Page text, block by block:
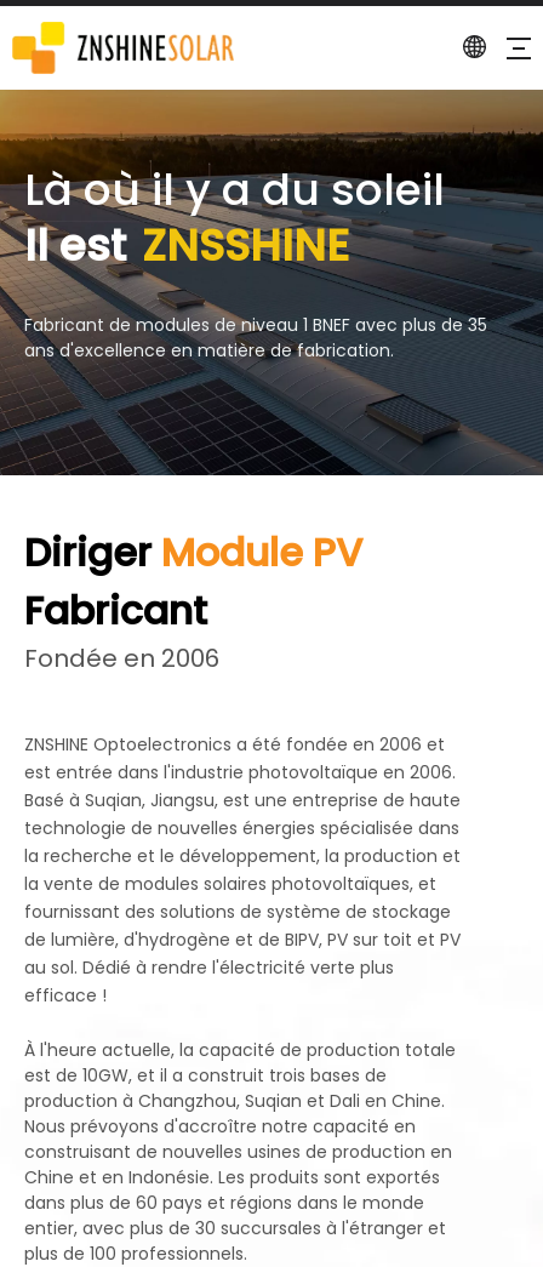
Là où il y a du soleil
Il est ZNSSHINE
Fabricant de modules de niveau 1 BNEF avec plus de 35
ans d'excellence en matière de fabrication.
Diriger Module PV
Fabricant
Fondée en 2006
ZNSHINE Optoelectronics a été fondée en 2006 et
est entrée dans l'industrie photovoltaïque en 2006.
Basé à Suqian, Jiangsu, est une entreprise de haute
technologie de nouvelles énergies spécialisée dans
la recherche et le développement, la production et
la vente de modules solaires photovoltaïques, et
fournissant des solutions de système de stockage
de lumière, d'hydrogène et de BIPV, PV sur toit et PV
au sol. Dédié à rendre l'électricité verte plus
efficace !
À l'heure actuelle, la capacité de production totale
est de 10GW, et il a construit trois bases de
production à Changzhou, Suqian et Dali en Chine.
Nous prévoyons d'accroître notre capacité en
construisant de nouvelles usines de production en
Chine et en Indonésie. Les produits sont exportés
dans plus de 60 pays et régions dans le monde
entier, avec plus de 30 succursales à l'étranger et
plus de 100 professionnels.